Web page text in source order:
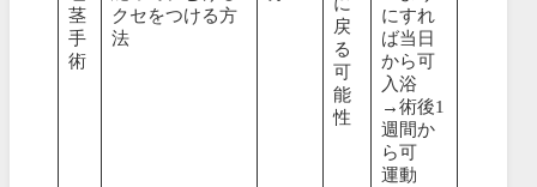
茎
手
術
クセをつける方
法
戻
る
可
能
性
にすれ
ば当日
から可
入浴
→術後1
週間か
ら可
運動